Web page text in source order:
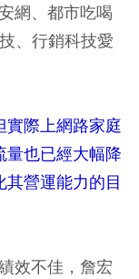
網、都市吃喝
、行銷科技愛
實際上網路家庭
量也已經大幅降
營運能力的目
效不佳，詹宏